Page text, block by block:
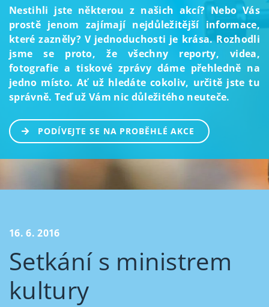
Nestihli jste některou z našich akcí? Nebo Vás
prostě jenom zajímají nejdůležitější informace,
které zazněly? V jednoduchosti je krása. Rozhodli
jsme se proto, že všechny reporty, videa,
fotografie a tiskové zprávy dáme přehledně na
jedno místo. Ať už hledáte cokoliv, určitě jste tu
správně. Teď už Vám nic důležitého neuteče.
PODÍVEJTE SE NA PROBĚHLÉ AKCE
16. 6. 2016
Setkání s ministrem
kultury